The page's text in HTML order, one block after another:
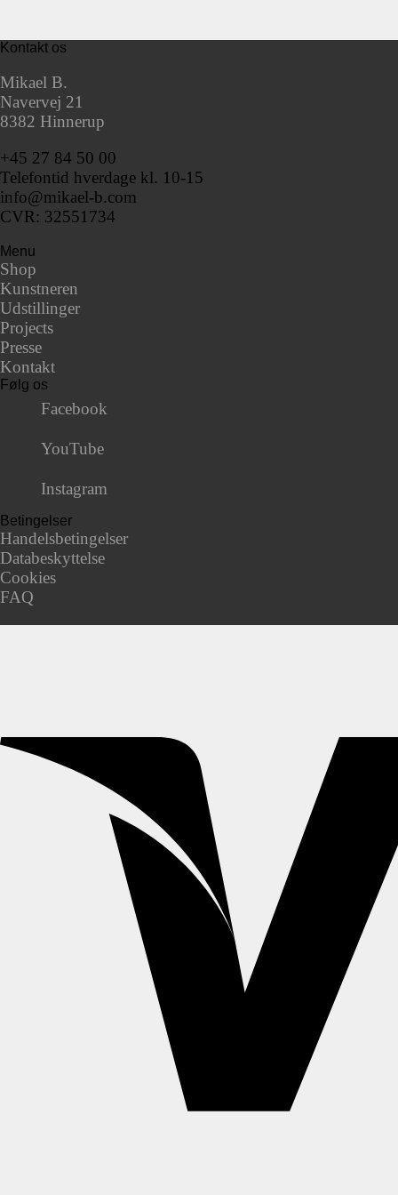
Kontakt os
Mikael B.
Navervej 21
8382 Hinnerup
+45 27 84 50 00
Telefontid hverdage kl. 10-15
info@mikael-b.com
CVR: 32551734
Menu
Shop
Kunstneren
Udstillinger
Projects
Presse
Kontakt
Følg os
Facebook
YouTube
Instagram
Betingelser
Handelsbetingelser
Databeskyttelse
Cookies
FAQ